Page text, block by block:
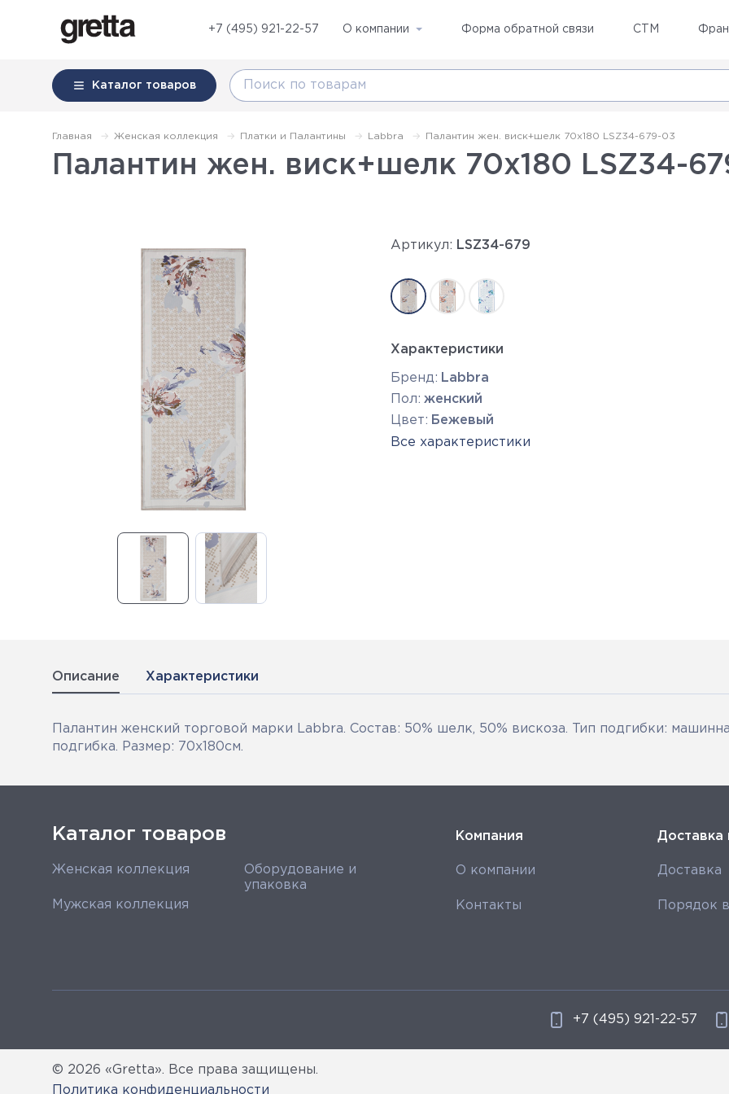
+7 (495) 921-22-57 О компании Форма обратной связи СТМ
Каталог товаров
Главная Женская коллекция Платки и Палантины Labbra Палантин жен. виск+шелк 70х180 LSZ34-679-03
Палантин жен. виск+шелк 70х180 LSZ34-
Артикул: LSZ34-679
Характеристики
Бренд: Labbra
Пол: женский
Цвет: Бежевый
Все характеристики
Описание Характеристики
Палантин женский торговой марки Labbra. Состав: 50% шелк, 50% вискоза. Тип подгибки:
подгибка. Размер: 70х180см.
Каталог товаров
Женская коллекция
Мужская коллекция
Оборудование и
упаковка
Компания
О компании
Контакты
Доставка
Доставка
Порядок
+7 (495) 921-22-57
© 2026 «Gretta». Все права защищены.
Политика конфиденциальности